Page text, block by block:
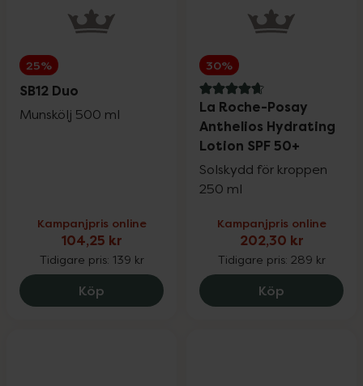
25%
SB12 Duo
Munskölj 500 ml
Kampanjpris online
104,25 kr
Tidigare pris: 139 kr
Köp SB12 Duo, 104.25 kr.
30%
4.8 av 5 i omdöme
La Roche-Posay
Anthelios Hydrating
Lotion SPF 50+
Solskydd för kroppen
250 ml
Kampanjpris online
202,30 kr
Tidigare pris: 289 kr
Köp La Roche-